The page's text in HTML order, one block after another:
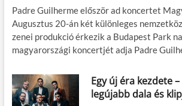
Padre Guilherme először ad koncertet
Augusztus 20-án két különleges
zenei produkció érkezik a Budapest Park
magyarországi koncertjét adja Padre
Egy új éra kezdete
legújabb dala és